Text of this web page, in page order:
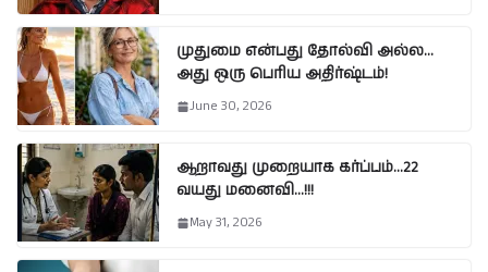
முதுமை என்பது தோல்வி அல்ல…
அது ஒரு பெரிய அதிர்ஷ்டம்!
June 30, 2026
ஆறாவது முறையாக கர்ப்பம்…22
வயது மனைவி…!!!
May 31, 2026